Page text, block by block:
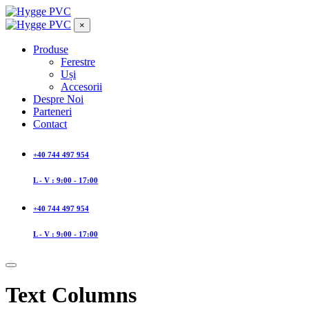
×
Produse
Ferestre
Uși
Accesorii
Despre Noi
Parteneri
Contact
+40 744 497 954
L - V : 9:00 - 17:00
+40 744 497 954
L - V : 9:00 - 17:00
Text Columns